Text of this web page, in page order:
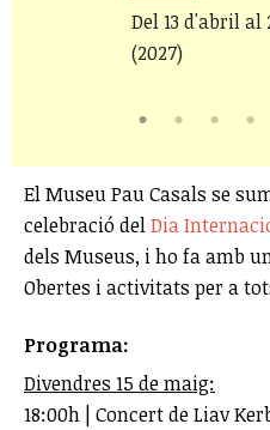
Del 13 d'abril al
(2027)
El Museu Pau Casals se
celebració delDia
dels Museus, i ho fa amb
Obertes i activitats per a
Programa:
Divendres 15 de maig:
18:00h | Concert de Liav